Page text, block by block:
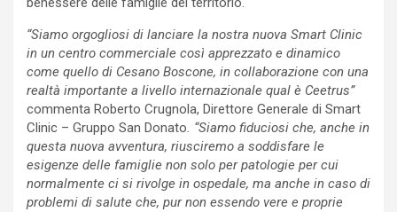
“Siamo orgogliosi di lanciare la nostra nuova Smart Clinic
in un centro commerciale così apprezzato e dinamico
come quello di Cesano Boscone, in collaborazione con una
realtà importante a livello internazionale qual è Ceetrus”
commenta Roberto Crugnola, Direttore Generale di Smart
Clinic – Gruppo San Donato. “Siamo fiduciosi che, anche in
questa nuova avventura, riusciremo a soddisfare le
esigenze delle famiglie non solo per patologie per cui
normalmente ci si rivolge in ospedale, ma anche in caso di
problemi di salute che, pur non essendo vere e proprie